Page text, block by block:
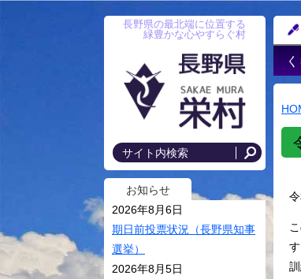
長野県の最北端に位置する
緑豊かな心やすらぐ村
お知らせ
2026年8月6日
期日前投票状況（長野県知事
選挙）
2026年8月5日